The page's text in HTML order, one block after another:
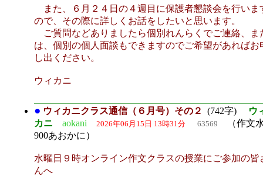
また、６月２４日の４週目に保護者懇談会を行いま
ので、その際に詳しくお話をしたいと思います。
ご質問などありましたら個別れんらくでご連絡、ま
は、個別の個人面談もできますのでご希望があればお
し出ください。
ウィカニ
● ウィカニクラス通信（６月号）その２ (742字)
ウ
カニ
aokani 2026年06月15日 13時31分 63569
（作文
900あおかに）
水曜日９時オンライン作文クラスの授業にご参加の皆
んへ